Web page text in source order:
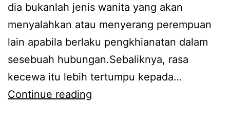
dia bukanlah jenis wanita yang akan
menyalahkan atau menyerang perempuan
lain apabila berlaku pengkhianatan dalam
sesebuah hubungan.Sebaliknya, rasa
kecewa itu lebih tertumpu kepada…
Continue reading